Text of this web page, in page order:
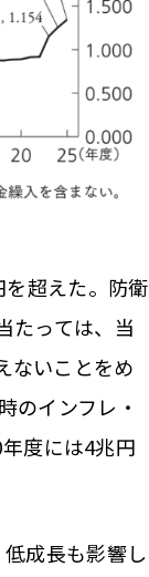
超えた。防衛
たっては、当
ないことをめ
のインフレ・
度には4兆円
成長も影響し